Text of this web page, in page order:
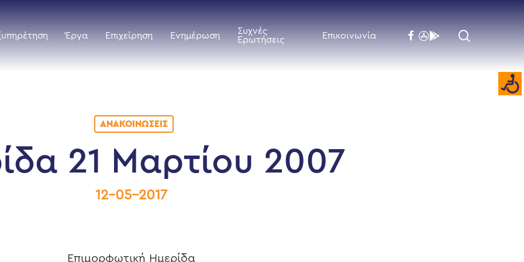
Έργα Επιχείρηση Ενημέρωση
Συχνές
Ερωτήσεις
Επικοινωνία facebook
flickrbehance
ΑΝΑΚΟΙΝΏΣΕΙΣ
21 Μαρτίου 2007
12-05-2017
Επιμορφωτική Ημερίδα